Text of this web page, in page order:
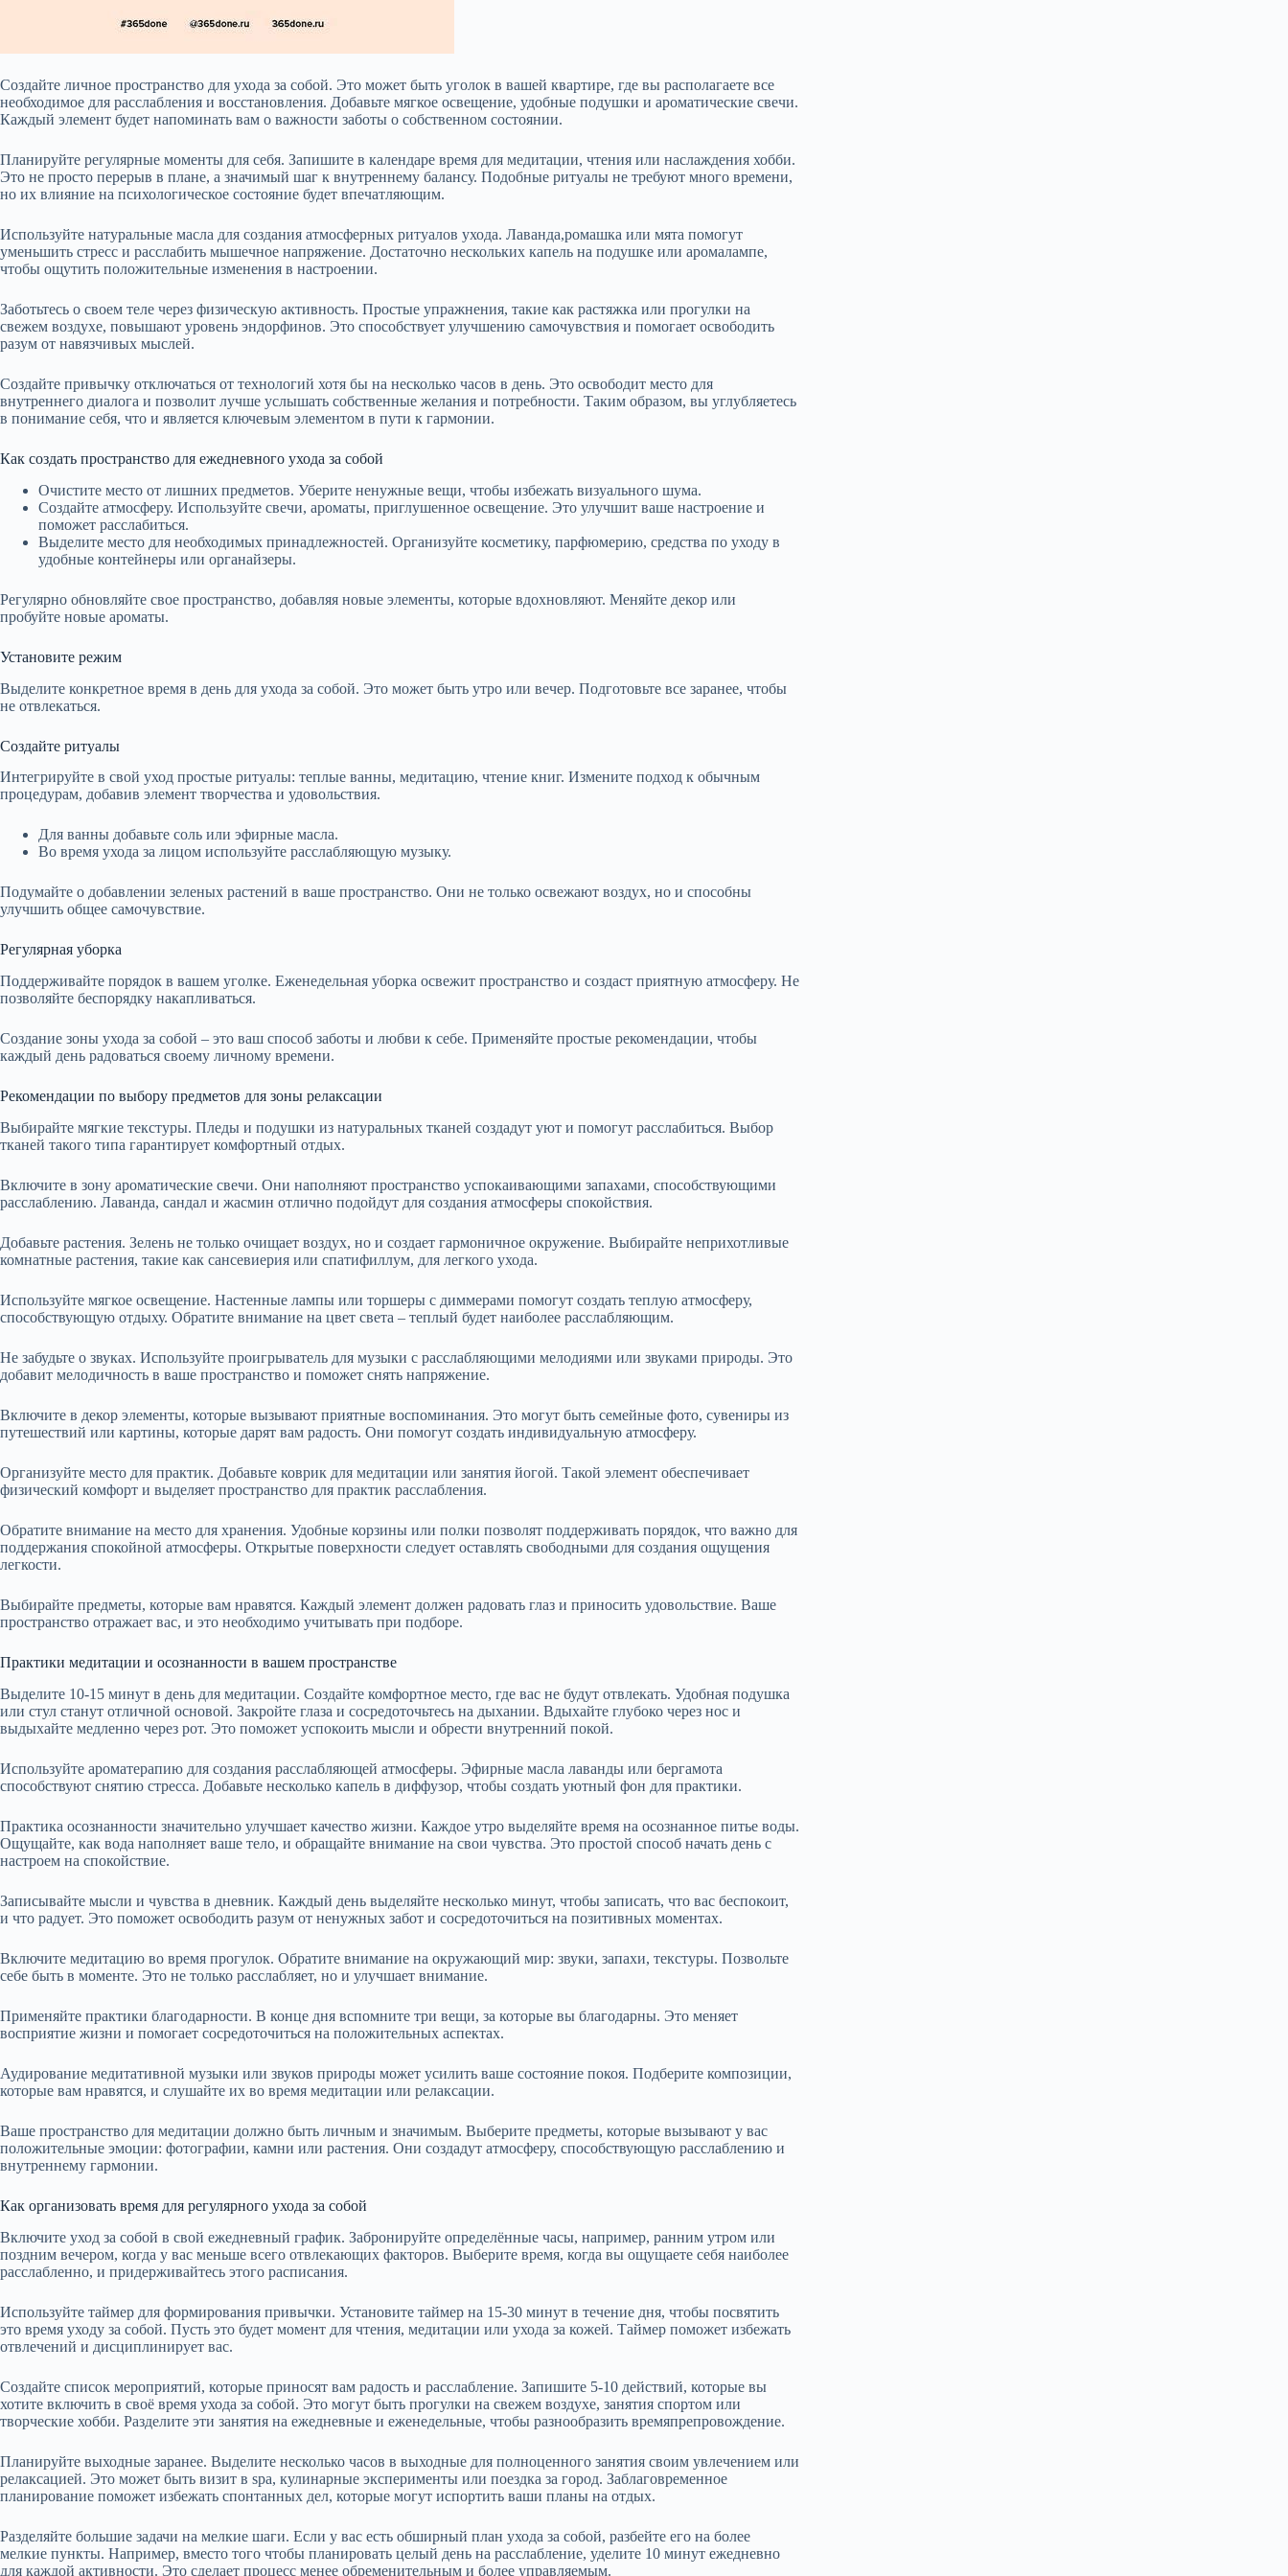
Создайте личное пространство для ухода за собой. Это может быть уголок в вашей квартире, где вы располагаете все
необходимое для расслабления и восстановления. Добавьте мягкое освещение, удобные подушки и ароматические свечи.
Каждый элемент будет напоминать вам о важности заботы о собственном состоянии.
Планируйте регулярные моменты для себя. Запишите в календаре время для медитации, чтения или наслаждения хобби.
Это не просто перерыв в плане, а значимый шаг к внутреннему балансу. Подобные ритуалы не требуют много времени,
но их влияние на психологическое состояние будет впечатляющим.
Используйте натуральные масла для создания атмосферных ритуалов ухода. Лаванда,ромашка или мята помогут
уменьшить стресс и расслабить мышечное напряжение. Достаточно нескольких капель на подушке или аромалампе,
чтобы ощутить положительные изменения в настроении.
Заботьтесь о своем теле через физическую активность. Простые упражнения, такие как растяжка или прогулки на
свежем воздухе, повышают уровень эндорфинов. Это способствует улучшению самочувствия и помогает освободить
разум от навязчивых мыслей.
Создайте привычку отключаться от технологий хотя бы на несколько часов в день. Это освободит место для
внутреннего диалога и позволит лучше услышать собственные желания и потребности. Таким образом, вы углубляетесь
в понимание себя, что и является ключевым элементом в пути к гармонии.
Как создать пространство для ежедневного ухода за собой
Очистите место от лишних предметов. Уберите ненужные вещи, чтобы избежать визуального шума.
Создайте атмосферу. Используйте свечи, ароматы, приглушенное освещение. Это улучшит ваше настроение и
поможет расслабиться.
Выделите место для необходимых принадлежностей. Организуйте косметику, парфюмерию, средства по уходу в
удобные контейнеры или органайзеры.
Регулярно обновляйте свое пространство, добавляя новые элементы, которые вдохновляют. Меняйте декор или
пробуйте новые ароматы.
Установите режим
Выделите конкретное время в день для ухода за собой. Это может быть утро или вечер. Подготовьте все заранее, чтобы
не отвлекаться.
Создайте ритуалы
Интегрируйте в свой уход простые ритуалы: теплые ванны, медитацию, чтение книг. Измените подход к обычным
процедурам, добавив элемент творчества и удовольствия.
Для ванны добавьте соль или эфирные масла.
Во время ухода за лицом используйте расслабляющую музыку.
Подумайте о добавлении зеленых растений в ваше пространство. Они не только освежают воздух, но и способны
улучшить общее самочувствие.
Регулярная уборка
Поддерживайте порядок в вашем уголке. Еженедельная уборка освежит пространство и создаст приятную атмосферу. Не
позволяйте беспорядку накапливаться.
Создание зоны ухода за собой – это ваш способ заботы и любви к себе. Применяйте простые рекомендации, чтобы
каждый день радоваться своему личному времени.
Рекомендации по выбору предметов для зоны релаксации
Выбирайте мягкие текстуры. Пледы и подушки из натуральных тканей создадут уют и помогут расслабиться. Выбор
тканей такого типа гарантирует комфортный отдых.
Включите в зону ароматические свечи. Они наполняют пространство успокаивающими запахами, способствующими
расслаблению. Лаванда, сандал и жасмин отлично подойдут для создания атмосферы спокойствия.
Добавьте растения. Зелень не только очищает воздух, но и создает гармоничное окружение. Выбирайте неприхотливые
комнатные растения, такие как сансевиерия или спатифиллум, для легкого ухода.
Используйте мягкое освещение. Настенные лампы или торшеры с диммерами помогут создать теплую атмосферу,
способствующую отдыху. Обратите внимание на цвет света – теплый будет наиболее расслабляющим.
Не забудьте о звуках. Используйте проигрыватель для музыки с расслабляющими мелодиями или звуками природы. Это
добавит мелодичность в ваше пространство и поможет снять напряжение.
Включите в декор элементы, которые вызывают приятные воспоминания. Это могут быть семейные фото, сувениры из
путешествий или картины, которые дарят вам радость. Они помогут создать индивидуальную атмосферу.
Организуйте место для практик. Добавьте коврик для медитации или занятия йогой. Такой элемент обеспечивает
физический комфорт и выделяет пространство для практик расслабления.
Обратите внимание на место для хранения. Удобные корзины или полки позволят поддерживать порядок, что важно для
поддержания спокойной атмосферы. Открытые поверхности следует оставлять свободными для создания ощущения
легкости.
Выбирайте предметы, которые вам нравятся. Каждый элемент должен радовать глаз и приносить удовольствие. Ваше
пространство отражает вас, и это необходимо учитывать при подборе.
Практики медитации и осознанности в вашем пространстве
Выделите 10-15 минут в день для медитации. Создайте комфортное место, где вас не будут отвлекать. Удобная подушка
или стул станут отличной основой. Закройте глаза и сосредоточьтесь на дыхании. Вдыхайте глубоко через нос и
выдыхайте медленно через рот. Это поможет успокоить мысли и обрести внутренний покой.
Используйте ароматерапию для создания расслабляющей атмосферы. Эфирные масла лаванды или бергамота
способствуют снятию стресса. Добавьте несколько капель в диффузор, чтобы создать уютный фон для практики.
Практика осознанности значительно улучшает качество жизни. Каждое утро выделяйте время на осознанное питье воды.
Ощущайте, как вода наполняет ваше тело, и обращайте внимание на свои чувства. Это простой способ начать день с
настроем на спокойствие.
Записывайте мысли и чувства в дневник. Каждый день выделяйте несколько минут, чтобы записать, что вас беспокоит,
и что радует. Это поможет освободить разум от ненужных забот и сосредоточиться на позитивных моментах.
Включите медитацию во время прогулок. Обратите внимание на окружающий мир: звуки, запахи, текстуры. Позвольте
себе быть в моменте. Это не только расслабляет, но и улучшает внимание.
Применяйте практики благодарности. В конце дня вспомните три вещи, за которые вы благодарны. Это меняет
восприятие жизни и помогает сосредоточиться на положительных аспектах.
Аудирование медитативной музыки или звуков природы может усилить ваше состояние покоя. Подберите композиции,
которые вам нравятся, и слушайте их во время медитации или релаксации.
Ваше пространство для медитации должно быть личным и значимым. Выберите предметы, которые вызывают у вас
положительные эмоции: фотографии, камни или растения. Они создадут атмосферу, способствующую расслаблению и
внутреннему гармонии.
Как организовать время для регулярного ухода за собой
Включите уход за собой в свой ежедневный график. Забронируйте определённые часы, например, ранним утром или
поздним вечером, когда у вас меньше всего отвлекающих факторов. Выберите время, когда вы ощущаете себя наиболее
расслабленно, и придерживайтесь этого расписания.
Используйте таймер для формирования привычки. Установите таймер на 15-30 минут в течение дня, чтобы посвятить
это время уходу за собой. Пусть это будет момент для чтения, медитации или ухода за кожей. Таймер поможет избежать
отвлечений и дисциплинирует вас.
Создайте список мероприятий, которые приносят вам радость и расслабление. Запишите 5-10 действий, которые вы
хотите включить в своё время ухода за собой. Это могут быть прогулки на свежем воздухе, занятия спортом или
творческие хобби. Разделите эти занятия на ежедневные и еженедельные, чтобы разнообразить времяпрепровождение.
Планируйте выходные заранее. Выделите несколько часов в выходные для полноценного занятия своим увлечением или
релаксацией. Это может быть визит в spa, кулинарные эксперименты или поездка за город. Заблаговременное
планирование поможет избежать спонтанных дел, которые могут испортить ваши планы на отдых.
Разделяйте большие задачи на мелкие шаги. Если у вас есть обширный план ухода за собой, разбейте его на более
мелкие пункты. Например, вместо того чтобы планировать целый день на расслабление, уделите 10 минут ежедневно
для каждой активности. Это сделает процесс менее обременительным и более управляемым.